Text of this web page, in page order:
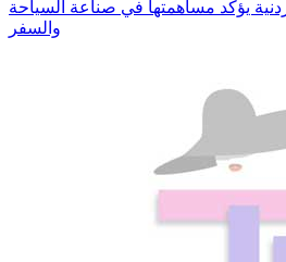
يؤكد مساهمتها في صناعة السياحة
والسفر